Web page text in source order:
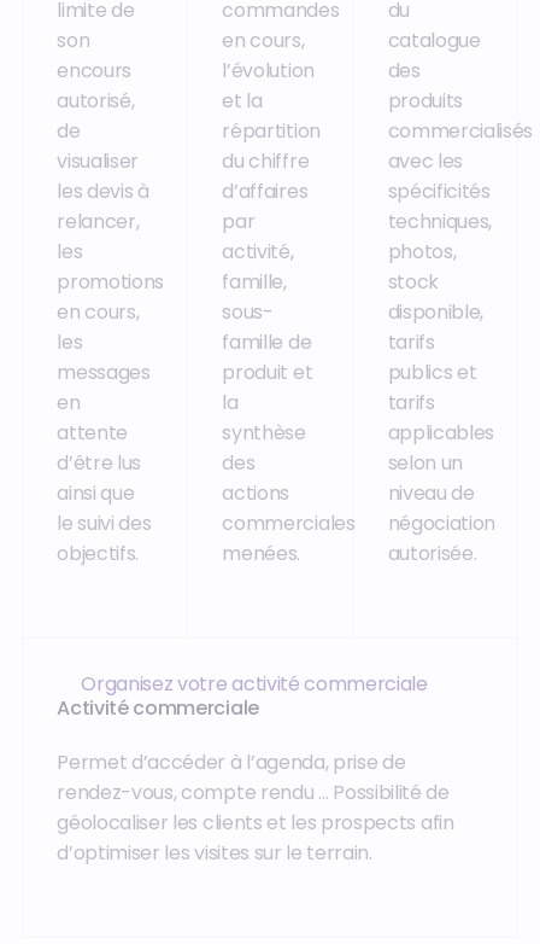
limite de
son
encours
autorisé,
de
visualiser
les devis à
relancer,
les
promotions
en cours,
les
messages
en
attente
d’être lus
ainsi que
le suivi des
objectifs.
commandes
en cours,
l’évolution
et la
répartition
du chiffre
d’affaires
par
activité,
famille,
sous-
famille de
produit et
la
synthèse
des
actions
commerciales
menées.
du
catalogue
des
produits
commercialisés
avec les
spécificités
techniques,
photos,
stock
disponible,
tarifs
publics et
tarifs
applicables
selon un
niveau de
négociation
autorisée.
Organisez votre activité commerciale
Activité commerciale
Permet d’accéder à l’agenda, prise de
rendez-vous, compte rendu … Possibilité de
géolocaliser les clients et les prospects afin
d’optimiser les visites sur le terrain.